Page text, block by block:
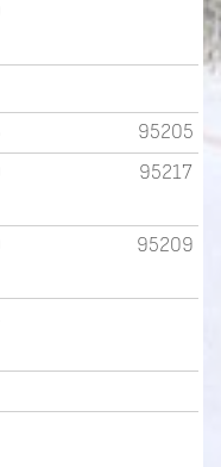
95205
95217
95209